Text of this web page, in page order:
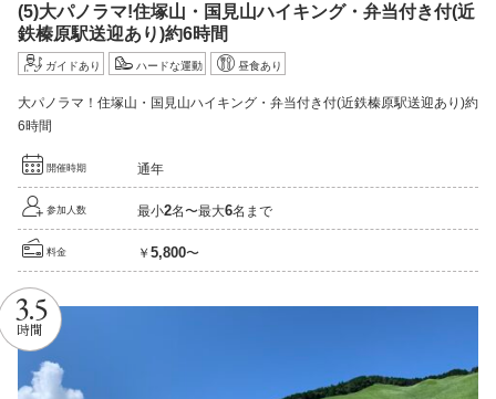
(5)大パノラマ!住塚山・国見山ハイキング・弁当付き付(近
鉄榛原駅送迎あり)約6時間
ガイドあり ハードな運動 昼食あり
大パノラマ！住塚山・国見山ハイキング・弁当付き付(近鉄榛原駅送迎あり)約
6時間
開催時期 通年
参加人数 最小2名〜最大6名まで
料金 ￥ 5,800〜
3.5
時間